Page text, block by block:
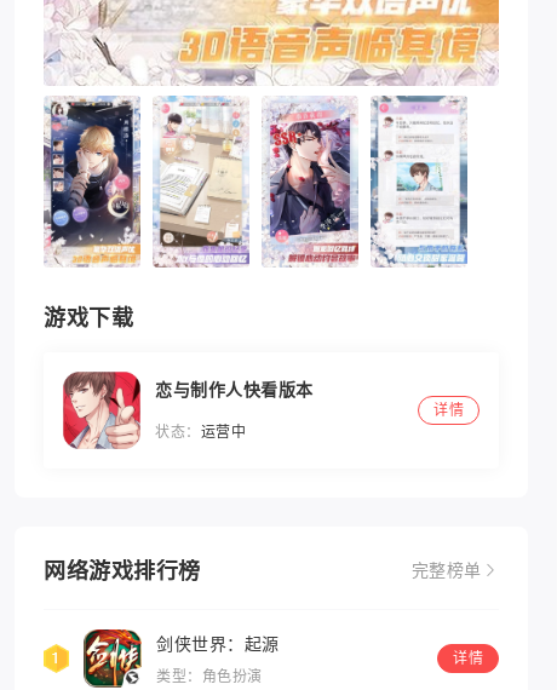
游戏下载
恋与制作人快看版本
状态： 运营中
详情
网络游戏排行榜 完整榜单
剑侠世界：起源
类型：角色扮演
详情